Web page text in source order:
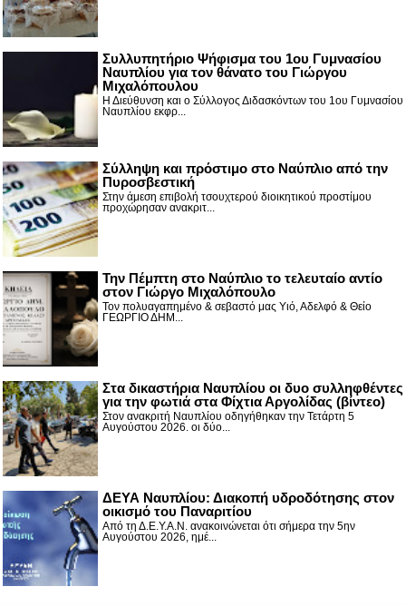
Συλλυπητήριο Ψήφισμα του 1ου Γυμνασίου
Ναυπλίου για τον θάνατο του Γιώργου
Μιχαλόπουλου
Η Διεύθυνση και ο Σύλλογος Διδασκόντων του 1ου Γυμνασίου
Ναυπλίου εκφρ...
Σύλληψη και πρόστιμο στο Ναύπλιο από την
Πυροσβεστική
Στην άμεση επιβολή τσουχτερού διοικητικού προστίμου
προχώρησαν ανακριτ...
Την Πέμπτη στο Ναύπλιο το τελευταίο αντίο
στον Γιώργο Μιχαλόπουλο
Τον πολυαγαπημένο & σεβαστό μας Υιό, Αδελφό & Θείο
ΓΕΩΡΓΙΟ ΔΗΜ...
Στα δικαστήρια Ναυπλίου οι δυο συλληφθέντες
για την φωτιά στα Φίχτια Αργολίδας (βίντεο)
Στον ανακριτή Ναυπλίου οδηγήθηκαν την Τετάρτη 5
Αυγούστου 2026. οι δύο...
ΔΕΥΑ Ναυπλίου: Διακοπή υδροδότησης στον
οικισμό του Παναριτίου
Από τη Δ.Ε.Υ.Α.Ν. ανακοινώνεται ότι σήμερα την 5ην
Αυγούστου 2026, ημέ...